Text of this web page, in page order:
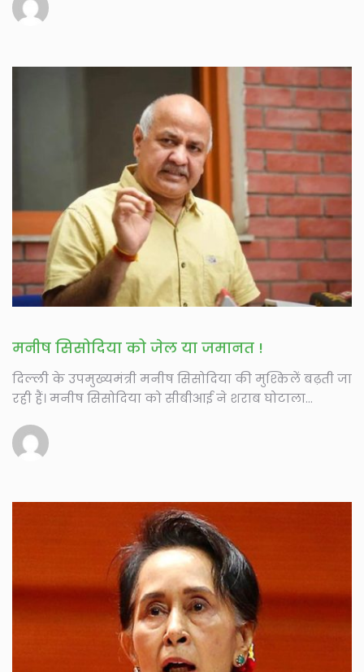
मनीष सिसोदिया को जेल या जमानत !
दिल्ली के उपमुख्यमंत्री मनीष सिसोदिया की मुश्किलें बढ़ती जा
रही हैं। मनीष सिसोदिया को सीबीआई ने शराब घोटाला